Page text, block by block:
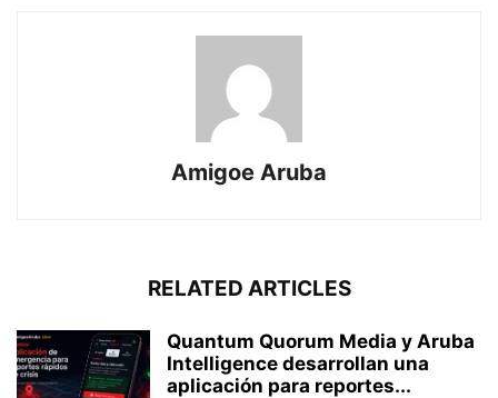
Amigoe Aruba
RELATED ARTICLES
Quantum Quorum Media y Aruba
Intelligence desarrollan una
aplicación para reportes...